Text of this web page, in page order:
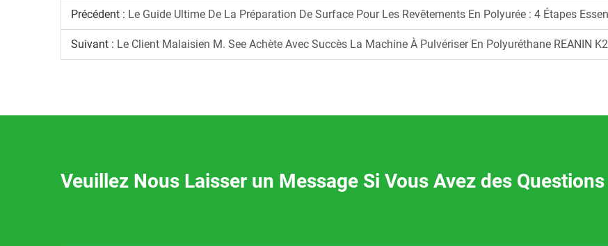
Précédent : Le Guide Ultime De La Préparation De Surface Pour Les Revêtements En Polyurée : 4 Étapes
Suivant : Le Client Malaisien M. See Achète Avec Succès La Machine À Pulvériser En Polyuréthane REANIN K2000 Pour Des Projets
Veuillez Nous Laisser un Message Si Vous Avez des Questions